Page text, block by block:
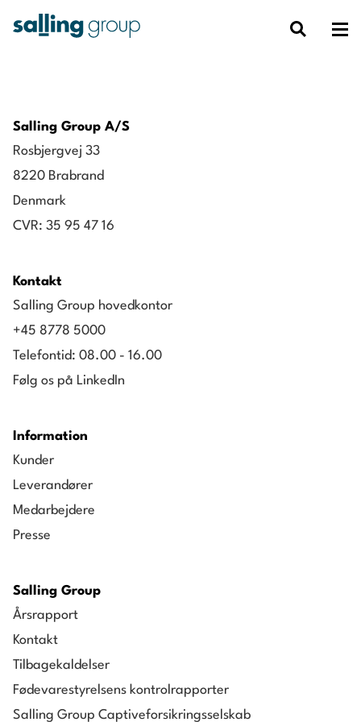
Salling Group A/S
Rosbjergvej 33
8220 Brabrand
Denmark
CVR: 35 95 47 16
Kontakt
Salling Group hovedkontor
+45 8778 5000
Telefontid: 08.00 - 16.00
Følg os på LinkedIn
Information
Kunder
Leverandører
Medarbejdere
Presse
Salling Group
Årsrapport
Kontakt
Tilbagekaldelser
Fødevarestyrelsens kontrolrapporter
Salling Group Captiveforsikringsselskab